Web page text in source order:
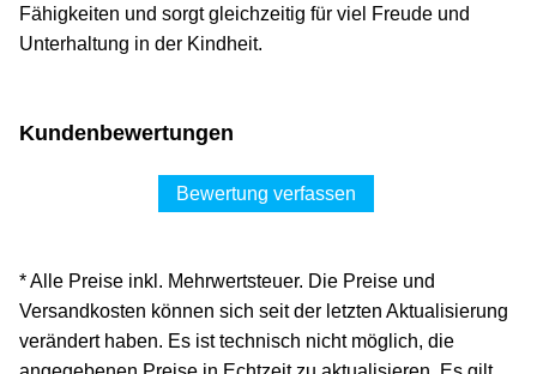
Fähigkeiten und sorgt gleichzeitig für viel Freude und
Unterhaltung in der Kindheit.
Kundenbewertungen
Bewertung verfassen
* Alle Preise inkl. Mehrwertsteuer. Die Preise und
Versandkosten können sich seit der letzten Aktualisierung
verändert haben. Es ist technisch nicht möglich, die